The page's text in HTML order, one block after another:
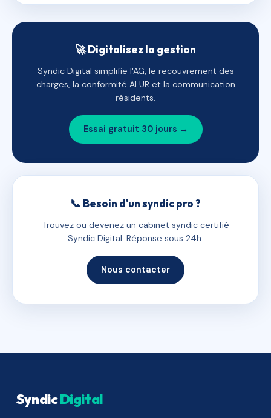
🚀 Digitalisez la gestion
Syndic Digital simplifie l'AG, le recouvrement des
charges, la conformité ALUR et la communication
résidents.
Essai gratuit 30 jours →
📞 Besoin d'un syndic pro ?
Trouvez ou devenez un cabinet syndic certifié
Syndic Digital. Réponse sous 24h.
Nous contacter
SyndicDigital